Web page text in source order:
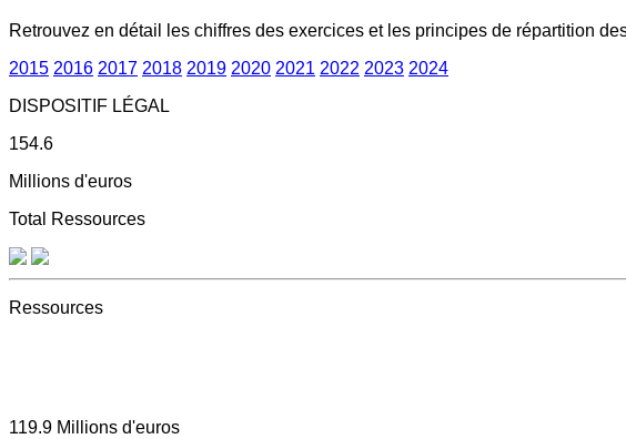
Retrouvez en détail les chiffres des exercices et les principes de répartition
2015 2016 2017 2018 2019 2020 2021 2022 2023 2024
DISPOSITIF LÉGAL
154.6
Millions d'euros
Total Ressources
Ressources
119.9 Millions d'euros